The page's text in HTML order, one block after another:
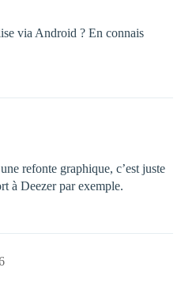
via Android ? En connais
refonte graphique, c’est juste
à Deezer par exemple.